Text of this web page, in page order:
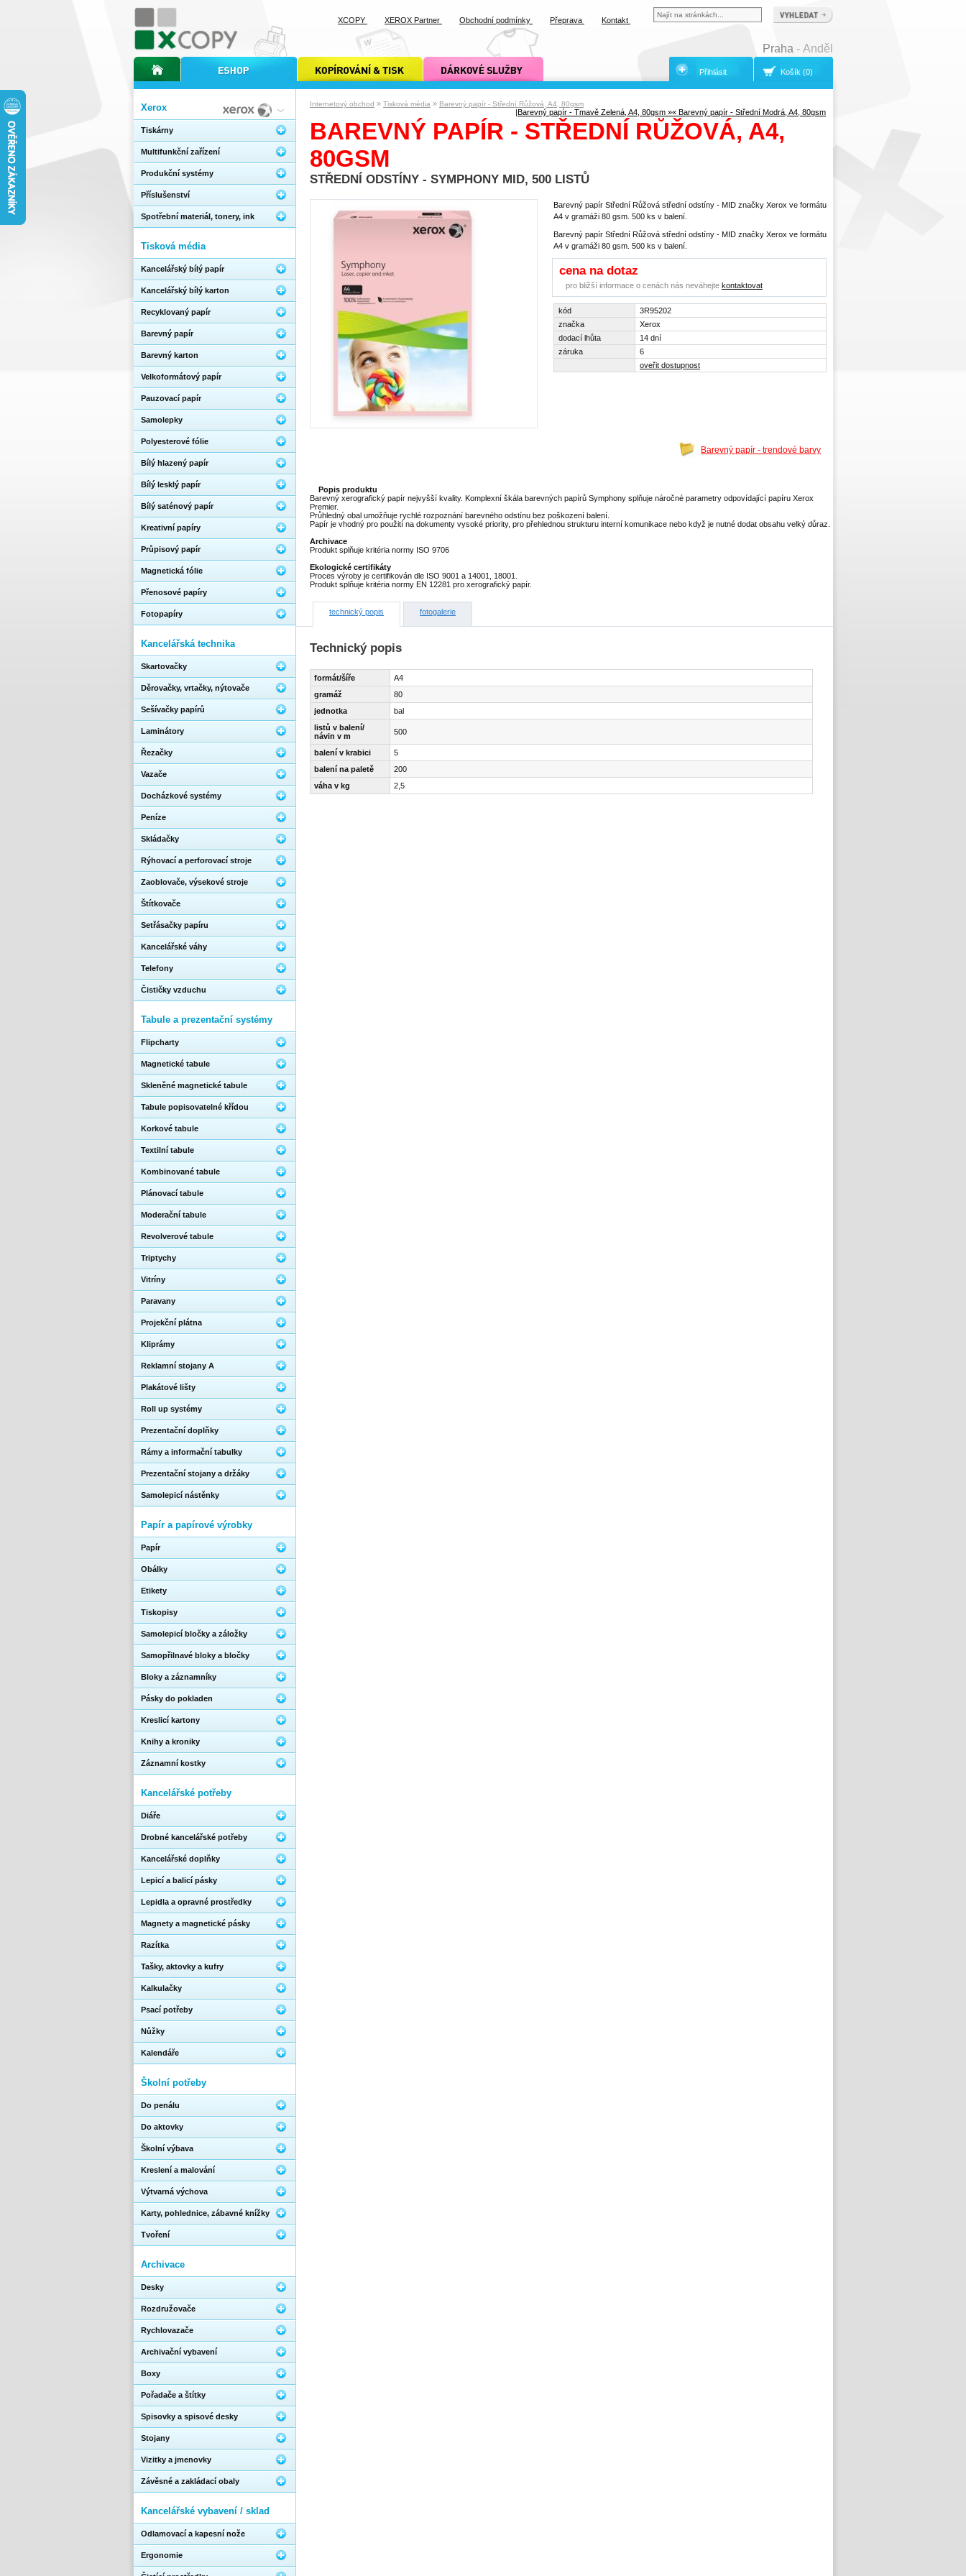
Internetový obchod » Tisková média » Barevný papír - Střední Růžová, A4, 80gsm
« Barevný papír - Střední Modrá, A4, 80gsm
|Barevný papír - Tmavě Zelená, A4, 80gsm »
BAREVNÝ PAPÍR - STŘEDNÍ RŮŽOVÁ, A4,
80GSM
STŘEDNÍ ODSTÍNY - SYMPHONY MID, 500 LISTŮ
Barevný papír Střední Růžová střední odstíny - MID značky Xerox ve formátu
A4 v gramáži 80 gsm. 500 ks v balení.
Barevný papír Střední Růžová střední odstíny - MID značky Xerox ve formátu
A4 v gramáži 80 gsm. 500 ks v balení.
cena na dotaz
pro bližší informace o cenách nás neváhejte kontaktovat
kód
3R95202
značka
Xerox
dodací lhůta
14 dní
záruka
6
oveřit dostupnost
Barevný papír - trendové barvy
Popis produktu
Barevný xerografický papír nejvyšší kvality. Komplexní škála barevných papírů Symphony splňuje náročné parametry odpovídající papíru Xerox
Premier.
Průhledný obal umožňuje rychlé rozpoznání barevného odstínu bez poškození balení.
Papír je vhodný pro použití na dokumenty vysoké priority, pro přehlednou strukturu interní komunikace nebo když je nutné dodat obsahu velký důraz.
Archivace
Produkt splňuje kritéria normy ISO 9706
Ekologické certifikáty
Proces výroby je certifikován dle ISO 9001 a 14001, 18001.
Produkt splňuje kritéria normy EN 12281 pro xerografický papír.
technický popis fotogalerie
Technický popis
formát/šíře
A4
gramáž
80
jednotka
bal
listů v balení/
návin v m
500
balení v krabici
5
balení na paletě
200
váha v kg
2,5
Xerox
Tiskárny
Multifunkční zařízení
Produkční systémy
Příslušenství
Spotřební materiál, tonery, ink
Tisková média
Kancelářský bílý papír
Kancelářský bílý karton
Recyklovaný papír
Barevný papír
Barevný karton
Velkoformátový papír
Pauzovací papír
Samolepky
Polyesterové fólie
Bílý hlazený papír
Bílý lesklý papír
Bílý saténový papír
Kreativní papíry
Průpisový papír
Magnetická fólie
Přenosové papíry
Fotopapíry
Kancelářská technika
Skartovačky
Děrovačky, vrtačky, nýtovače
Sešívačky papírů
Laminátory
Řezačky
Vazače
Docházkové systémy
Peníze
Skládačky
Rýhovací a perforovací stroje
Zaoblovače, výsekové stroje
Štítkovače
Setřásačky papíru
Kancelářské váhy
Telefony
Čističky vzduchu
Tabule a prezentační systémy
Flipcharty
Magnetické tabule
Skleněné magnetické tabule
Tabule popisovatelné křídou
Korkové tabule
Textilní tabule
Kombinované tabule
Plánovací tabule
Moderační tabule
Revolverové tabule
Triptychy
Vitríny
Paravany
Projekční plátna
Kliprámy
Reklamní stojany A
Plakátové lišty
Roll up systémy
Prezentační doplňky
Rámy a informační tabulky
Prezentační stojany a držáky
Samolepicí nástěnky
Papír a papírové výrobky
Papír
Obálky
Etikety
Tiskopisy
Samolepicí bločky a záložky
Samopřilnavé bloky a bločky
Bloky a záznamníky
Pásky do pokladen
Kreslicí kartony
Knihy a kroniky
Záznamní kostky
Kancelářské potřeby
Diáře
Drobné kancelářské potřeby
Kancelářské doplňky
Lepicí a balicí pásky
Lepidla a opravné prostředky
Magnety a magnetické pásky
Razítka
Tašky, aktovky a kufry
Kalkulačky
Psací potřeby
Nůžky
Kalendáře
Školní potřeby
Do penálu
Do aktovky
Školní výbava
Kreslení a malování
Výtvarná výchova
Karty, pohlednice, zábavné knížky
Tvoření
Archivace
Desky
Rozdružovače
Rychlovazače
Archivační vybavení
Boxy
Pořadače a štítky
Spisovky a spisové desky
Stojany
Vizitky a jmenovky
Závěsné a zakládací obaly
Kancelářské vybavení / sklad
Odlamovací a kapesní nože
Ergonomie
úvodní stránka xcopyinternetový obchod xcopy kopírování a tisk xcopy dárkové služby xcopy
XCOPY XEROX Partner Obchodní podmínky Přeprava Kontakt
Praha - Anděl
Košík (0)
Přihlásit